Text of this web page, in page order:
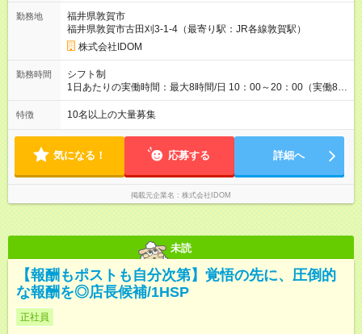
年1回 ★能力給査定年3回 ★賞与年2回／平均3ヶ月分 ★インセン
ティブ（毎月支給／年平均支給額：90万円） ★管理職昇格後：
月収目安55万円、年収650万円～1000万円前後 ◎キャリアアッ
プも応援！ 若手のうちから、様々なキャリアにチャレンジでき
るのも当社ならでは。1年後に店長になったメンバーもいます。
【試用期間】試用期間あり 試用期間の長さ：4ヶ月 雇用形態、
勤務地
福井県敦賀市
福井県敦賀市古田刈3-1-4（最寄り駅：JR各線敦賀駅）
株式会社IDOM
勤務時間
シフト制
1日あたりの実働時間：最大8時間/日 10：00～20：00（実働8時
間） ★ムリのない働き方にしています。 「夜9時以降の社内チ
ャット使用禁止」「休日の機器使用禁止」などルールを設けて
整えていくのでご安心ください。
特徴 10名以上の大量募集
気になる！ 応募する 詳細へ
掲載元企業名 株式会社IDOM
未読
【報酬もポストも自分次第】覚悟の先に、圧倒的
な報酬を◎店長候補/1HSP
正社員